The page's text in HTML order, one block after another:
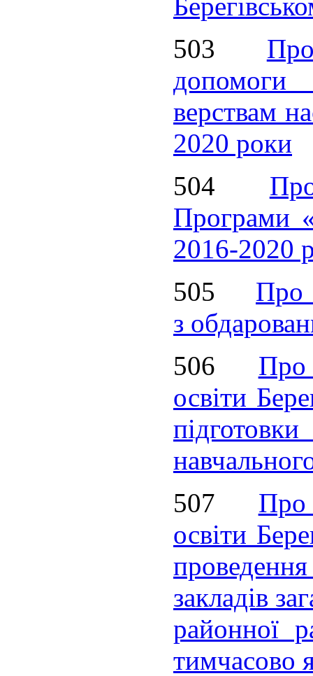
503
верствам
2020 роки
504
Програми
2016-2020
505
з
506
освіти
507
освіти
закладів
районної
тимчасово